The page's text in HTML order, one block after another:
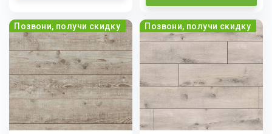
Позвони, получи скидку Позвони, получи скидку